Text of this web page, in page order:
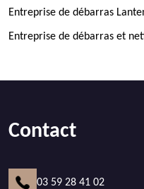
Entreprise de débarras
Entreprise de débarras et
Contact
03 59 28 41 02